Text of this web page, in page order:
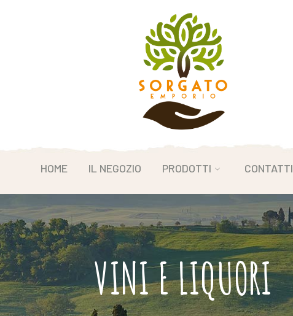
HOME IL NEGOZIO PRODOTTI CONTATTI
VINI E LIQUORI